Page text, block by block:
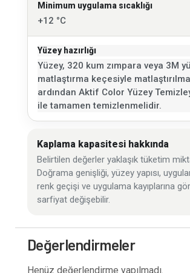
Minimum uygulama sıcaklığı
+12 °C
Yüzey hazırlığı
Yüzey, 320 kum zımpara veya 3M
matlaştırma keçesiyle
ardından Aktif Color Yüzey
ile tamamen temizlenmelidir.
Kaplama kapasitesi hakkında
Belirtilen değerler yaklaşık tüketim
Doğrama genişliği, yüzey yapısı,
renk geçişi ve uygulama kayıplarına
sarfiyat değişebilir.
Değerlendirmeler
Henüz değerlendirme yapılmadı.